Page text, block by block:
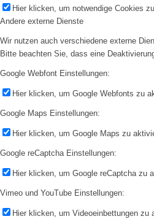
Hier klicken, um notwendige Cookies
Andere externe Dienste
Wir nutzen auch verschiedene externe
Bitte beachten Sie, dass eine
Google Webfont Einstellungen:
Hier klicken, um Google Webfonts zu
Google Maps Einstellungen:
Hier klicken, um Google Maps zu
Google reCaptcha Einstellungen:
Hier klicken, um Google reCaptcha zu
Vimeo und YouTube Einstellungen:
Hier klicken, um Videoeinbettungen zu